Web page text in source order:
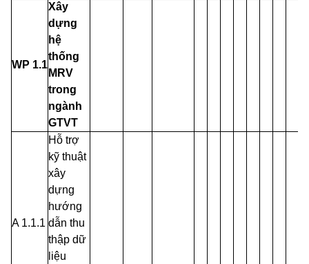
WP 1.1
Xây
dựng
hệ
thống
MRV
trong
ngành
GTVT
A 1.1.1
Hỗ trợ
kỹ thuật
xây
dựng
hướng
dẫn thu
thập dữ
liệu